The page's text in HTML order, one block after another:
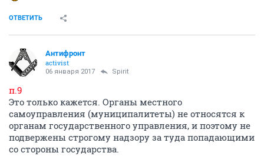
ОТВЕТИТЬ
Антифронт
activist
06 января 2017 Spirit
п.9
Это только кажется. Органы местного
самоуправления (муниципалитеты) не относятся к
органам государственного управления, и поэтому не
подвержены строгому надзору за туда попадающими
со стороны государства.